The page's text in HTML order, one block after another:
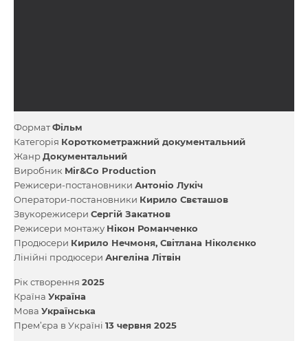
ФорматФільм
Категорія Короткометражний документальний
ЖанрДокументальний
Виробник Mir&Co Production
Режисери-постановники Антоніо Лукіч
Оператори-постановники Кирило Свєташов
Звукорежисери Сергій Закатнов
Режисери монтажу Нікон Романченко
Продюсери Кирило Нечмоня Світлана Ніколєнко
Лінійні продюсери Ангеліна Літвін
Рік створення 2025
Країна Україна
Мова Українська
Прем’єра в Україні 13 червня 2025